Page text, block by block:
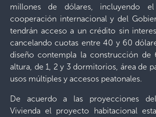
millones de dólares, incluyendo
cooperación internacional y del
tendrán acceso a un crédito sin
cancelando cuotas entre 40 y 60
diseño contempla la construcción de
altura, de 1, 2 y 3 dormitorios, área de
usos múltiples y accesos peatonales.
De acuerdo a las proyecciones
Vivienda el proyecto habitacional